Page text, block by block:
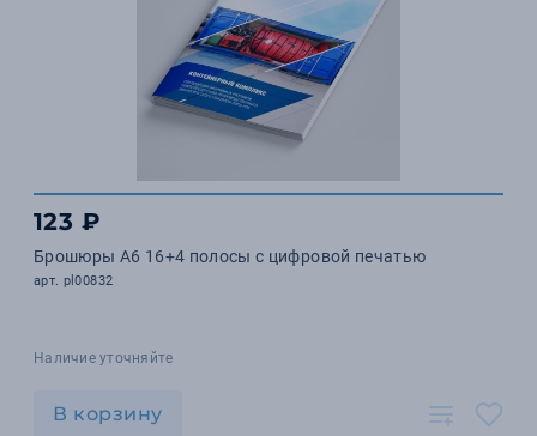
123 ₽
Брошюры А6 16+4 полосы с цифровой печатью
арт. pl00832
Наличие уточняйте
В корзину